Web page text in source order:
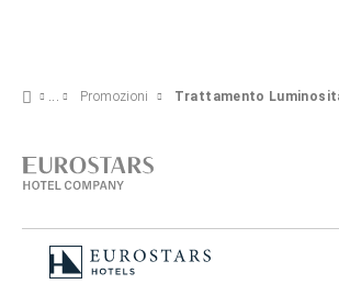
Promozioni Trattamento